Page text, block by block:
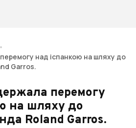
•
над іспанкою на шляху до
Garros.
перемогу
на шляху до
Roland Garros.